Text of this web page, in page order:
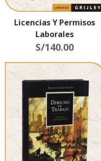
Licencias Y Permisos
Laborales
S/140.00